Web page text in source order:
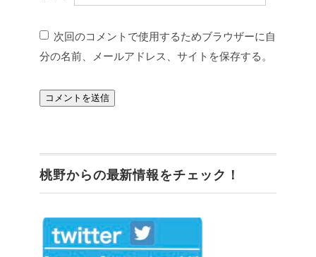
次回のコメントで使用するためブラウザーに自
分の名前、メールアドレス、サイトを保存する。
桃野からの最新情報をチェック！